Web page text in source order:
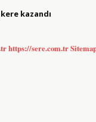
kazandı
https://sere.com.tr